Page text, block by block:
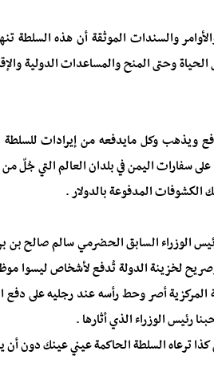
والسندات الموثقة أن هذه السلطة
وحتى المنح والمساعدات الدولية
ويذهب وكل مايدفعه من إيرادات
سفارات اليمن في بلدان العالم التي جُلّ من
الكشوفات المدفوعة بالدولار .
الوزراء السابق الحضرمي سالم صالح بن
لخزينة الدولة تُدفع لأشخاص ليسوا
أصر وحط رأسه عند رجليه على دفع
رئيس الوزراء الذي أثارها .
ترعاه السلطة الحاكمة عيني عينك دون